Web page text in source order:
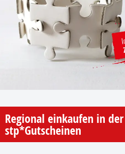
Regional einkaufen in
stp*Gutscheinen